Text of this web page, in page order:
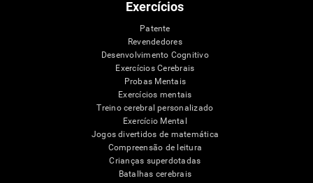
Exercícios
Patente
Revendedores
Desenvolvimento Cognitivo
Exercícios Cerebrais
Probas Mentais
Exercícios mentais
Treino cerebral personalizado
Exercício Mental
Jogos divertidos de matemática
Compreensão de leitura
Crianças superdotadas
Batalhas cerebrais